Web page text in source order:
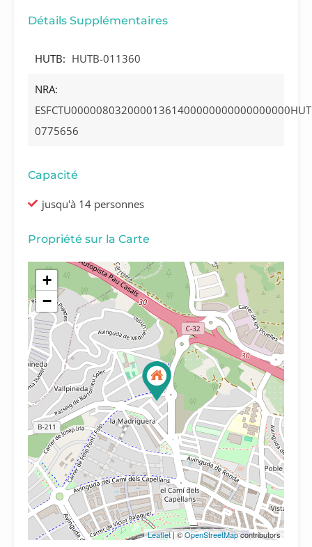
Détails Supplémentaires
HUTB: HUTB-011360
NRA:
0775656
Capacité
jusqu'à 14 personnes
Propriété sur la Carte
+
−
Leaflet| ©OpenStreetMapcontributors